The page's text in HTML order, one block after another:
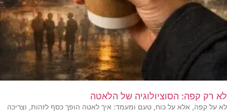
לא רק קפה: הסוציולוגיה של הלאטה
לא על קפה, אלא על כוח, טעם ומעמד: איך לאטה הופך כסף לזהות, וצריכה